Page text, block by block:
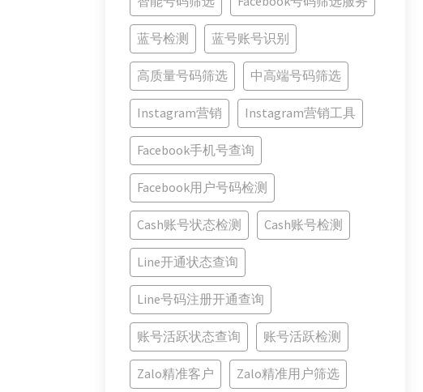
蓝号检测 蓝号账号识别
高质量号码筛选 中高端号码筛选
Instagram营销 Instagram营销工具
Facebook手机号查询
Facebook用户号码检测
Cash账号状态检测 Cash账号检测
Line开通状态查询
Line号码注册开通查询
账号活跃状态查询 账号活跃检测
Zalo精准客户 Zalo精准用户筛选